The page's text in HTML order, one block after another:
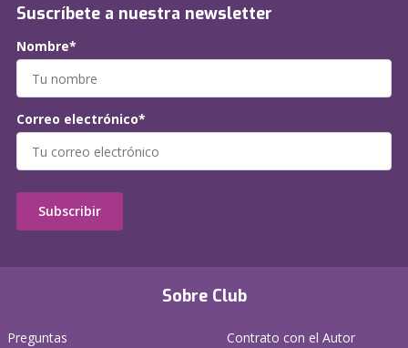
Sobre Club
Preguntas
Contrato con el Autor
Suscríbete a nuestra newsletter
Nombre*
Correo electrónico*
Subscribir